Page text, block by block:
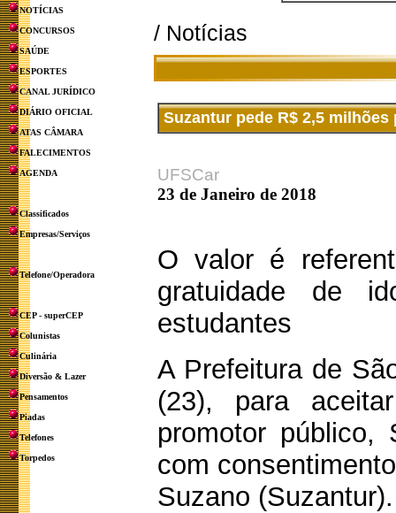
NOTÍCIAS
CONCURSOS
SAÚDE
ESPORTES
CANAL JURÍDICO
DIÁRIO OFICIAL
ATAS CÂMARA
FALECIMENTOS
AGENDA
Classificados
Empresas/Serviços
Telefone/Operadora
CEP - superCEP
Colunistas
Culinária
Diversão & Lazer
Pensamentos
Piadas
Telefones
Torpedos
/ Notícias
Suzantur pede R$ 2,5
UFSCar
23 de Janeiro de 2018
O valor é
gratuidade de
estudantes
A Prefeitura de
(23), para
promotor público,
com
Suzano (Suzantur).